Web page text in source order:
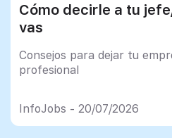
Cómo decirle a tu
vas
Consejos para dejar tu
profesional
InfoJobs - 20/07/2026